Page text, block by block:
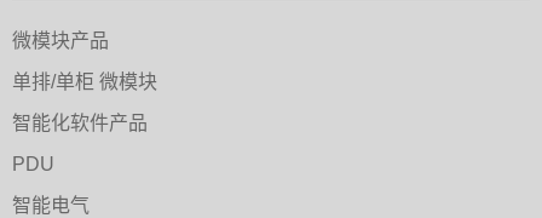
微模块产品
单排/单柜 微模块
智能化软件产品
PDU
智能电气